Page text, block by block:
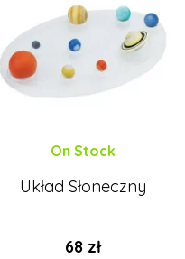
On Stock
Układ Słoneczny
68 zł